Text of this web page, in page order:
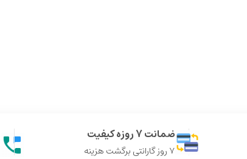
ضمانت 7 روزه کیفیت
7 روز گارانتی برگشت هزینه